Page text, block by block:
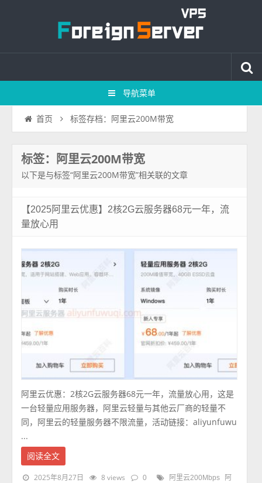
导航菜单
首页 标签存档：阿里云200M带宽
标签：阿里云200M带宽
以下是与标签“阿里云200M带宽”相关联的文章
【2025阿里云优惠】2核2G云服务器68元一年，流
量放心用
阿里云优惠：2核2G云服务器68元一年，流量放心用，这是
一台轻量应用服务器，阿里云轻量与其他云厂商的轻量不
同，阿里云的轻量服务器不限流量，活动链接：aliyunfuwu
...
阅读全文
2025年8月27日 8 views 0 阿里云200Mbps
阿